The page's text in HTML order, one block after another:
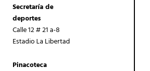
Secretaría de
deportes
Calle 12 # 21 a-8
Estadio La Libertad
Pinacoteca